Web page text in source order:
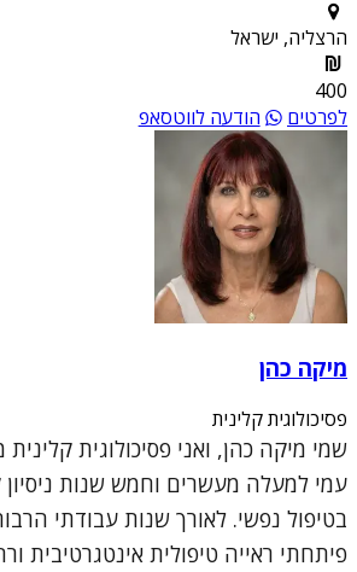
הרצליה, ישראל
400
לפרטים
הודעה לווטסאפ
מיקה כהן
פסיכולוגית קלינית
שמי מיקה כהן, ואני פסיכולוגית
עמי למעלה מעשרים וחמש שנות ניסיון
בטיפול נפשי. לאורך שנות עבודתי
פיתחתי ראייה טיפולית אינטגרטיבית